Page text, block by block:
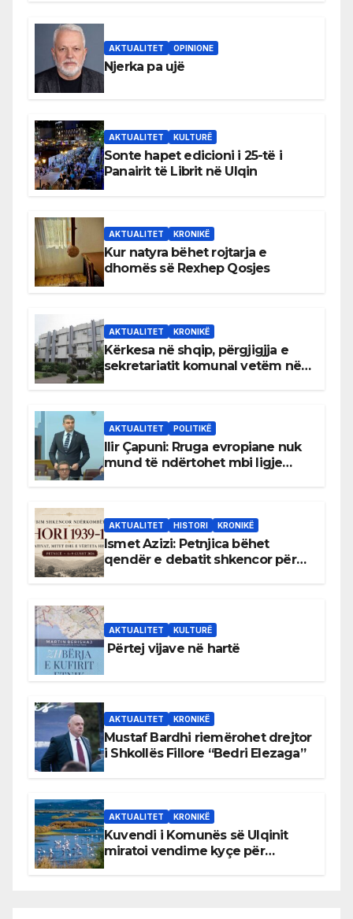
AKTUALITET OPINIONE
Njerka pa ujë
AKTUALITET KULTURË
Sonte hapet edicioni i 25-të i
Panairit të Librit në Ulqin
AKTUALITET KRONIKË
Kur natyra bëhet rojtarja e
dhomës së Rexhep Qosjes
AKTUALITET KRONIKË
Kërkesa në shqip, përgjigjja e
sekretariatit komunal vetëm në
AKTUALITET POLITIKË
Ilir Çapuni: Rruga evropiane nuk
mund të ndërtohet mbi ligje
AKTUALITET HISTORI KRONIKË
Ismet Azizi: Petnjica bëhet
qendër e debatit shkencor për
AKTUALITET KULTURË
Përtej vijave në hartë
AKTUALITET KRONIKË
Mustaf Bardhi riemërohet drejtor
i Shkollës Fillore “Bedri Elezaga”
AKTUALITET KRONIKË
Kuvendi i Komunës së Ulqinit
miratoi vendime kyçe për